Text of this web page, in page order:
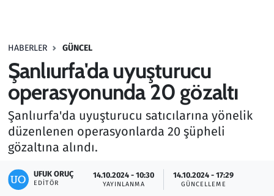
HABERLER GÜNCEL
Şanlıurfa'da uyuşturucu
operasyonunda 20 gözaltı
Şanlıurfa'da uyuşturucu satıcılarına yönelik
düzenlenen operasyonlarda 20 şüpheli
gözaltına alındı.
UFUK ORUÇ
EDITÖR
14.10.2024 - 10:30
YAYINLANMA
14.10.2024 - 17:29
GÜNCELLEME
Haber
Kurumsal Haberler
Lezzet Durağı
Memur ve Kamu